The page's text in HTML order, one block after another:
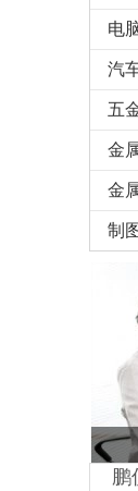
电
汽
五
金
金
制
鹏